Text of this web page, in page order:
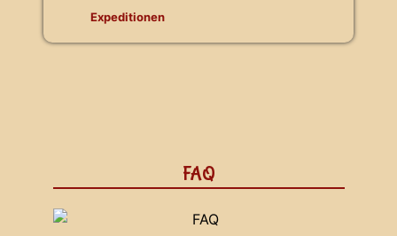
Expeditionen
FAQ